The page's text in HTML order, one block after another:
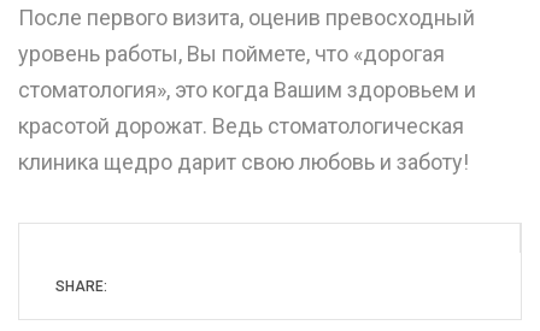
После первого визита, оценив превосходный
уровень работы, Вы поймете, что «дорогая
стоматология», это когда Вашим здоровьем и
красотой дорожат. Ведь стоматологическая
клиника щедро дарит свою любовь и заботу!
SHARE: